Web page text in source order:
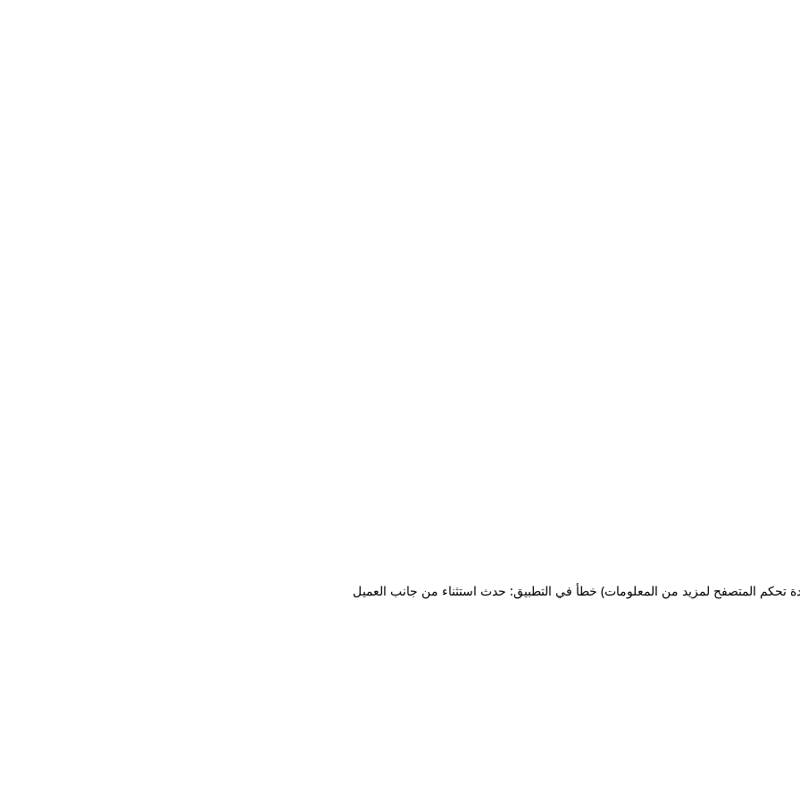
خطأ في التطبيق: حدث استثناء من جانب العميل تحكم المتصفح لمزيد من المعلومات)